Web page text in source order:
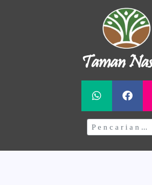
Taman